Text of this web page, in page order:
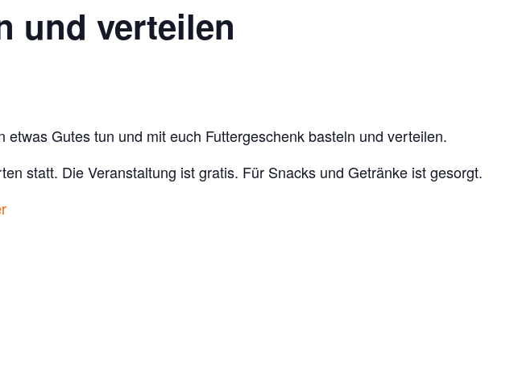
und verteilen
etwas Gutes tun und mit euch Futtergeschenk basteln und verteilen.
statt. Die Veranstaltung ist gratis. Für Snacks und Getränke ist gesorgt.